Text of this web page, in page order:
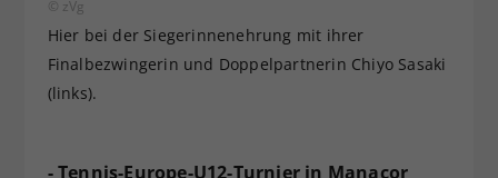
© zVg
Hier bei der Siegerinnenehrung mit ihrer
Finalbezwingerin und Doppelpartnerin Chiyo Sasaki
(links).
- Tennis-Europe-U12-Turnier in Manacor